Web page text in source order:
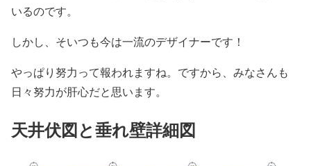
いるのです。
しかし、そいつも今は一流のデザイナーです！
やっぱり努力って報われますね。ですから、みなさんも
日々努力が肝心だと思います。
天井伏図と垂れ壁詳細図